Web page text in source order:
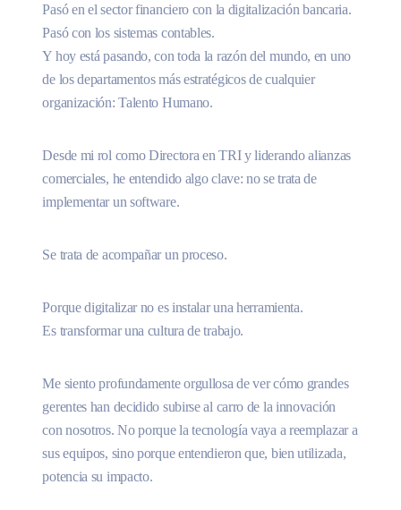
Pasó en el sector financiero con la digitalización bancaria.
Pasó con los sistemas contables.
Y hoy está pasando, con toda la razón del mundo, en uno
de los departamentos más estratégicos de cualquier
organización: Talento Humano.
Desde mi rol como Directora en TRI y liderando alianzas
comerciales, he entendido algo clave: no se trata de
implementar un software.
Se trata de acompañar un proceso.
Porque digitalizar no es instalar una herramienta.
Es transformar una cultura de trabajo.
Me siento profundamente orgullosa de ver cómo grandes
gerentes han decidido subirse al carro de la innovación
con nosotros. No porque la tecnología vaya a reemplazar a
sus equipos, sino porque entendieron que, bien utilizada,
potencia su impacto.